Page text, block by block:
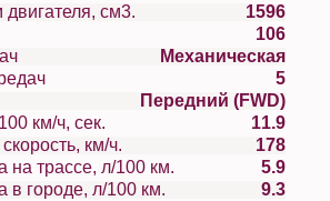
Рабочий объем двигателя, см3.
1596
106
Механическая
передач
5
Передний (FWD)
км/ч, сек.
11.9
Максимальная скорость, км/ч.
178
на трассе, л/100 км.
5.9
в городе, л/100 км.
9.3